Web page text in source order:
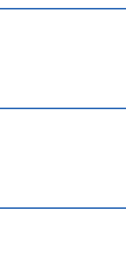
в нормальное
Поэтому